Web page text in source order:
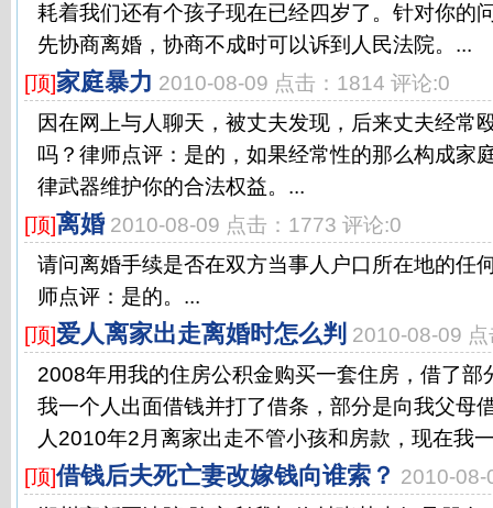
耗着我们还有个孩子现在已经四岁了。针对你的
先协商离婚，协商不成时可以诉到人民法院。...
[顶]家庭暴力 2010-08-09 点击：1814 评论:0
因在网上与人聊天，被丈夫发现，后来丈夫经常
吗？律师点评：是的，如果经常性的那么构成家
律武器维护你的合法权益。...
[顶]离婚 2010-08-09 点击：1773 评论:0
请问离婚手续是否在双方当事人户口所在地的任
师点评：是的。...
[顶]爱人离家出走离婚时怎么判 2010-08-09
2008年用我的住房公积金购买一套住房，借了部
我一个人出面借钱并打了借条，部分是向我父母
人2010年2月离家出走不管小孩和房款，现在我
[顶]借钱后夫死亡妻改嫁钱向谁索？ 2010-08-